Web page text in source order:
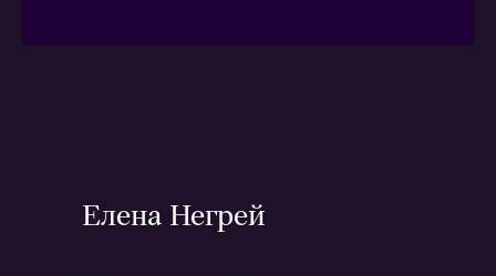
Елена Негрей